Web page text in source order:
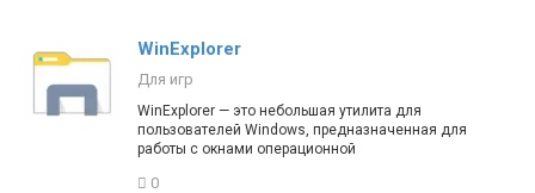
WinExplorer
Для игр
WinExplorer — это небольшая утилита для
пользователей Windows, предназначенная для
работы с окнами операционной
0